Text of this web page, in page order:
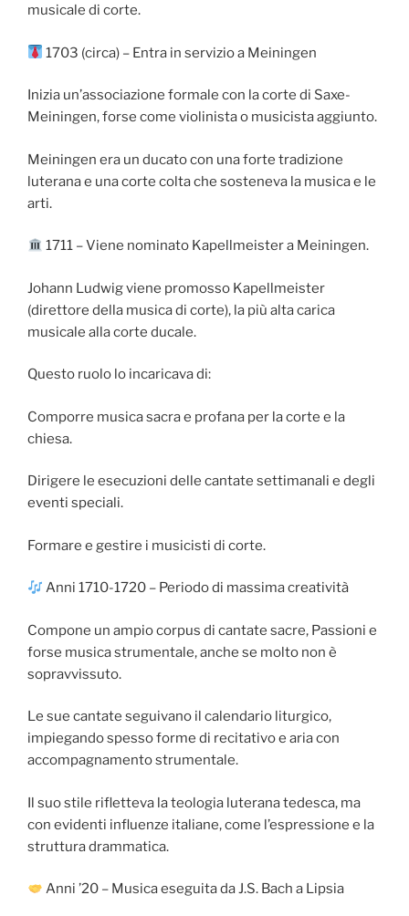
musicale di corte.
1703 (circa) – Entra in servizio a Meiningen
Inizia un’associazione formale con la corte di Saxe-
Meiningen, forse come violinista o musicista aggiunto.
Meiningen era un ducato con una forte tradizione
luterana e una corte colta che sosteneva la musica e le
arti.
1711 – Viene nominato Kapellmeister a Meiningen.
Johann Ludwig viene promosso Kapellmeister
(direttore della musica di corte), la più alta carica
musicale alla corte ducale.
Questo ruolo lo incaricava di:
Comporre musica sacra e profana per la corte e la
chiesa.
Dirigere le esecuzioni delle cantate settimanali e degli
eventi speciali.
Formare e gestire i musicisti di corte.
Anni 1710-1720 – Periodo di massima creatività
Compone un ampio corpus di cantate sacre, Passioni e
forse musica strumentale, anche se molto non è
sopravvissuto.
Le sue cantate seguivano il calendario liturgico,
impiegando spesso forme di recitativo e aria con
accompagnamento strumentale.
Il suo stile rifletteva la teologia luterana tedesca, ma
con evidenti influenze italiane, come l’espressione e la
struttura drammatica.
Anni ’20 – Musica eseguita da J.S. Bach a Lipsia